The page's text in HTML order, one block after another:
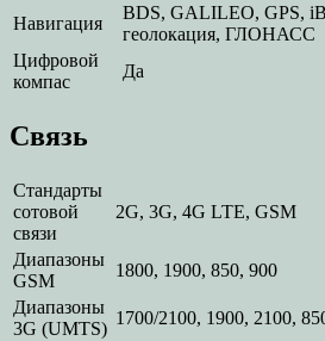
Навигация
BDS, GALILEO, GPS,
геолокация, ГЛОНАСС
Цифровой
компас
Да
Связь
Стандарты
сотовой
связи
2G, 3G, 4G LTE, GSM
Диапазоны
GSM
1800, 1900, 850, 900
Диапазоны
3G (UMTS)
1700/2100, 1900, 2100,